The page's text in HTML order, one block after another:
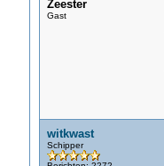
Zeester
Gast
witkwast
Schipper